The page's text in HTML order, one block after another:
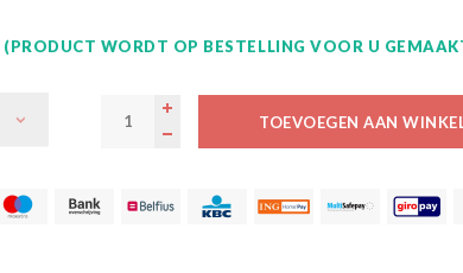
(PRODUCT WORDT OP BESTELLING VOOR U
TOEVOEGEN AAN